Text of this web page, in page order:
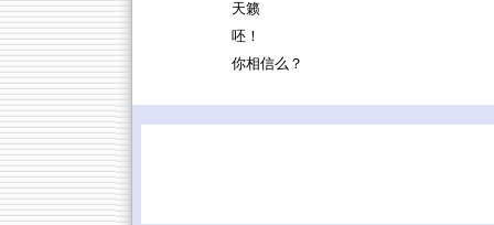
天籁
呸！
你相信么？